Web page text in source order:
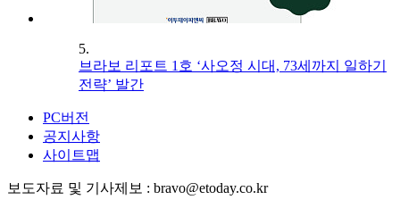
5.
브라보 리포트 1호 ‘사오정 시대, 73세까지 일하기
전략’ 발간
PC버전
공지사항
사이트맵
보도자료 및 기사제보 : bravo@etoday.co.kr